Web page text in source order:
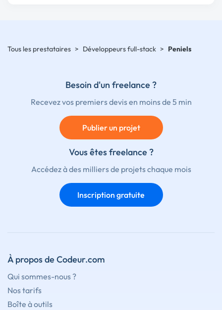
Tous les prestataires > Développeurs full-stack > Peniels
Besoin d'un freelance ?
Recevez vos premiers devis en moins de 5 min
Publier un projet
Vous êtes freelance ?
Accédez à des milliers de projets chaque mois
Inscription gratuite
À propos de Codeur.com
Qui sommes-nous ?
Nos tarifs
Boîte à outils